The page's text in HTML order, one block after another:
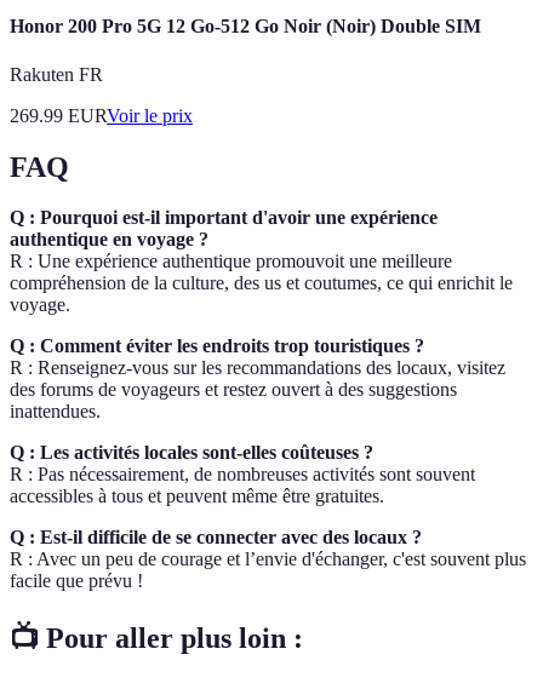
Honor 200 Pro 5G 12 Go-512 Go Noir (Noir) Double SIM
Rakuten FR
269.99 EURVoir le prix
FAQ
Q : Pourquoi est-il important d'avoir une expérience
authentique en voyage ?
R : Une expérience authentique promouvoit une meilleure
compréhension de la culture, des us et coutumes, ce qui enrichit le
voyage.
Q : Comment éviter les endroits trop touristiques ?
R : Renseignez-vous sur les recommandations des locaux, visitez
des forums de voyageurs et restez ouvert à des suggestions
inattendues.
Q : Les activités locales sont-elles coûteuses ?
R : Pas nécessairement, de nombreuses activités sont souvent
accessibles à tous et peuvent même être gratuites.
Q : Est-il difficile de se connecter avec des locaux ?
R : Avec un peu de courage et l’envie d'échanger, c'est souvent plus
facile que prévu !
📺 Pour aller plus loin :